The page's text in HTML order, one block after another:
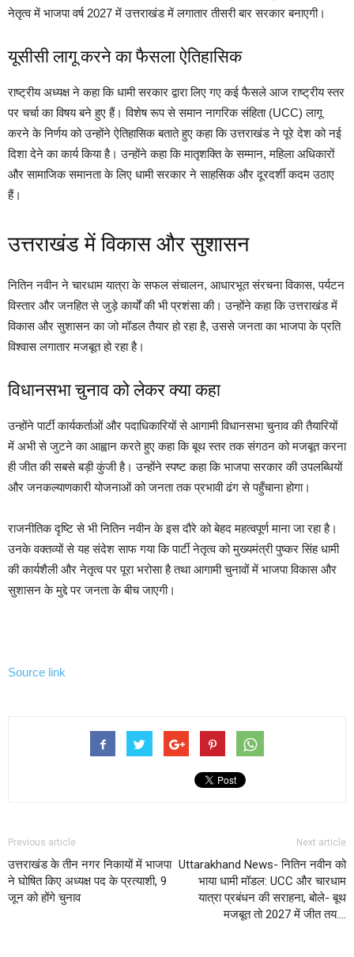
नेतृत्व में भाजपा वर्ष 2027 में उत्तराखंड में लगातार तीसरी बार सरकार बनाएगी।
यूसीसी लागू करने का फैसला ऐतिहासिक
राष्ट्रीय अध्यक्ष ने कहा कि धामी सरकार द्वारा लिए गए कई फैसले आज राष्ट्रीय स्तर
पर चर्चा का विषय बने हुए हैं। विशेष रूप से समान नागरिक संहिता (UCC) लागू
करने के निर्णय को उन्होंने ऐतिहासिक बताते हुए कहा कि उत्तराखंड ने पूरे देश को नई
दिशा देने का कार्य किया है। उन्होंने कहा कि मातृशक्ति के सम्मान, महिला अधिकारों
और सामाजिक समानता के लिए धामी सरकार ने साहसिक और दूरदर्शी कदम उठाए
हैं।
उत्तराखंड में विकास और सुशासन
नितिन नवीन ने चारधाम यात्रा के सफल संचालन, आधारभूत संरचना विकास, पर्यटन
विस्तार और जनहित से जुड़े कार्यों की भी प्रशंसा की। उन्होंने कहा कि उत्तराखंड में
विकास और सुशासन का जो मॉडल तैयार हो रहा है, उससे जनता का भाजपा के प्रति
विश्वास लगातार मजबूत हो रहा है।
विधानसभा चुनाव को लेकर क्या कहा
उन्होंने पार्टी कार्यकर्ताओं और पदाधिकारियों से आगामी विधानसभा चुनाव की तैयारियों
में अभी से जुटने का आह्वान करते हुए कहा कि बूथ स्तर तक संगठन को मजबूत करना
ही जीत की सबसे बड़ी कुंजी है। उन्होंने स्पष्ट कहा कि भाजपा सरकार की उपलब्धियों
और जनकल्याणकारी योजनाओं को जनता तक प्रभावी ढंग से पहुँचाना होगा।
राजनीतिक दृष्टि से भी नितिन नवीन के इस दौरे को बेहद महत्वपूर्ण माना जा रहा है।
उनके वक्तव्यों से यह संदेश साफ गया कि पार्टी नेतृत्व को मुख्यमंत्री पुष्कर सिंह धामी
की कार्यशैली और नेतृत्व पर पूरा भरोसा है तथा आगामी चुनावों में भाजपा विकास और
सुशासन के मुद्दे पर जनता के बीच जाएगी।
Source link
Previous article
उत्तराखंड के तीन नगर निकायों में भाजपा
ने घोषित किए अध्यक्ष पद के प्रत्याशी, 9
जून को होंगे चुनाव
Next article
Uttarakhand News- नितिन नवीन को
भाया धामी मॉडल: UCC और चारधाम
यात्रा प्रबंधन की सराहना, बोले- बूथ
मजबूत तो 2027 में जीत तय….